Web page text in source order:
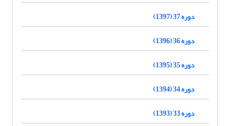
دوره 37 (1397)
دوره 36 (1396)
دوره 35 (1395)
دوره 34 (1394)
دوره 33 (1393)